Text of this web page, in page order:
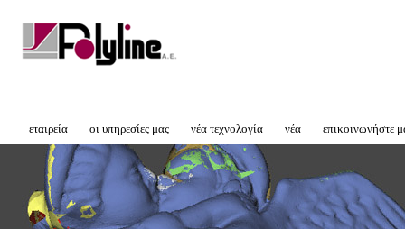
εταιρεία οι υπηρεσίες μας νέα τεχνολογία νέα επικοινωνήστε